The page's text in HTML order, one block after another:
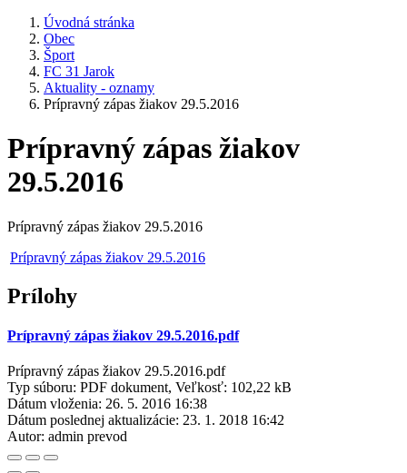
Úvodná stránka
Obec
Šport
FC 31 Jarok
Aktuality - oznamy
Prípravný zápas žiakov 29.5.2016
Prípravný zápas žiakov
29.5.2016
Prípravný zápas žiakov 29.5.2016
Prípravný zápas žiakov 29.5.2016
Prílohy
Prípravný zápas žiakov 29.5.2016.pdf
Prípravný zápas žiakov 29.5.2016.pdf
Typ súboru: PDF dokument, Veľkosť: 102,22 kB
Dátum vloženia: 26. 5. 2016 16:38
Dátum poslednej aktualizácie: 23. 1. 2018 16:42
Autor: admin prevod